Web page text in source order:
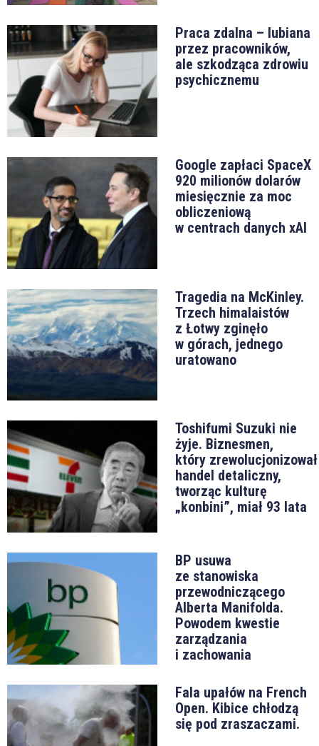
Praca zdalna – lubiana
przez pracowników,
ale szkodząca zdrowiu
psychicznemu
Google zapłaci SpaceX
920 milionów dolarów
miesięcznie za moc
obliczeniową
w centrach danych xAI
Tragedia na McKinley.
Trzech himalaistów
z Łotwy zginęło
w górach, jednego
uratowano
Toshifumi Suzuki nie
żyje. Biznesmen,
który zrewolucjonizował
handel detaliczny,
tworząc kulturę
„konbini”, miał 93 lata
BP usuwa
ze stanowiska
przewodniczącego
Alberta Manifolda.
Powodem kwestie
zarządzania
i zachowania
Fala upałów na French
Open. Kibice chłodzą
się pod zraszaczami.